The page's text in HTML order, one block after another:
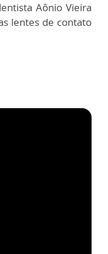
Aônio Vieira
lentes de contato